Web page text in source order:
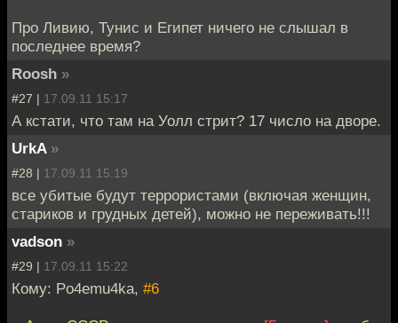
Про Ливию, Тунис и Египет ничего не слышал в
последнее время?
Roosh »
#27 | 17.09.11 15:17
А кстати, что там на Уолл стрит? 17 число на дворе.
UrkA »
#28 | 17.09.11 15:19
все убитые будут террористами (включая женщин,
стариков и грудных детей), можно не переживать!!!
vadson »
#29 | 17.09.11 15:22
Кому: Po4emu4ka, #6